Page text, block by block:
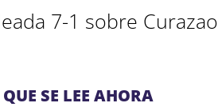
7-1 sobre Curazao
SE LEE AHORA